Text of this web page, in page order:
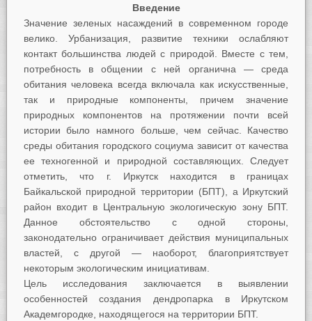
Введение
Значение зеленых насаждений в современном городе
велико. Урбанизация, развитие техники ослабляют
контакт большинства людей с природой. Вместе с тем,
потребность в общении с ней органична — среда
обитания человека всегда включала как искусственные,
так и природные компоненты, причем значение
природных компонентов на протяжении почти всей
истории было намного больше, чем сейчас. Качество
среды обитания городского социума зависит от качества
ее техногенной и природной составляющих. Следует
отметить, что г. Иркутск находится в границах
Байкальской природной территории (БПТ), а Иркутский
район входит в Центральную экологическую зону БПТ.
Данное обстоятельство с одной стороны,
законодательно ограничивает действия муниципальных
властей, с другой — наоборот, благоприятствует
некоторым экологическим инициативам.
Цель исследования заключается в выявлении
особенностей создания дендропарка в Иркутском
Академгородке, находящегося на территории БПТ.